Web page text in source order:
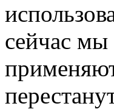
сейчас мы